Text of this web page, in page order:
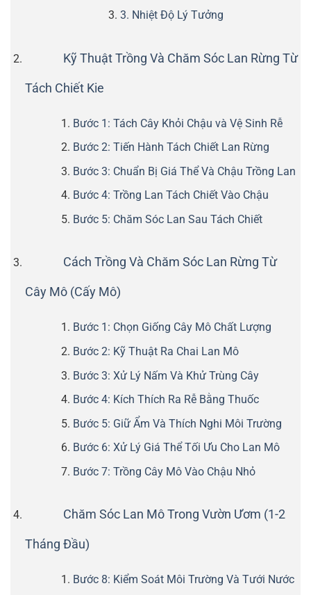
3. Nhiệt Độ Lý Tưởng
Kỹ Thuật Trồng Và Chăm Sóc Lan Rừng Từ
Tách Chiết Kie
Bước 1: Tách Cây Khỏi Chậu và Vệ Sinh Rễ
Bước 2: Tiến Hành Tách Chiết Lan Rừng
Bước 3: Chuẩn Bị Giá Thể Và Chậu Trồng Lan
Bước 4: Trồng Lan Tách Chiết Vào Chậu
Bước 5: Chăm Sóc Lan Sau Tách Chiết
Cách Trồng Và Chăm Sóc Lan Rừng Từ
Cây Mô (Cấy Mô)
Bước 1: Chọn Giống Cây Mô Chất Lượng
Bước 2: Kỹ Thuật Ra Chai Lan Mô
Bước 3: Xử Lý Nấm Và Khử Trùng Cây
Bước 4: Kích Thích Ra Rễ Bằng Thuốc
Bước 5: Giữ Ẩm Và Thích Nghi Môi Trường
Bước 6: Xử Lý Giá Thể Tối Ưu Cho Lan Mô
Bước 7: Trồng Cây Mô Vào Chậu Nhỏ
Chăm Sóc Lan Mô Trong Vườn Ươm (1-2
Tháng Đầu)
Bước 8: Kiểm Soát Môi Trường Và Tưới Nước